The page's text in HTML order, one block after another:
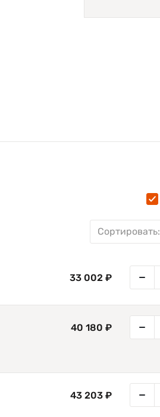
Сортировать:
33 002 ₽
40 180 ₽
43 203 ₽